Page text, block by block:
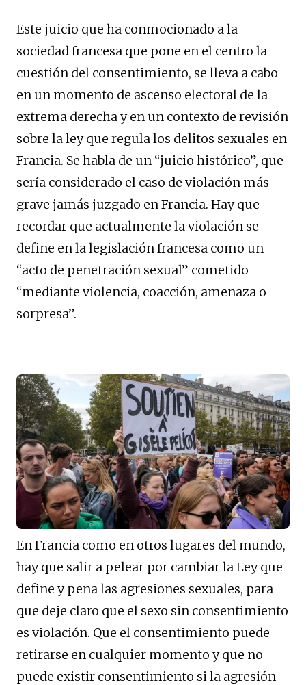
Este juicio que ha conmocionado a la
sociedad francesa que pone en el centro la
cuestión del consentimiento, se lleva a cabo
en un momento de ascenso electoral de la
extrema derecha y en un contexto de revisión
sobre la ley que regula los delitos sexuales en
Francia. Se habla de un “juicio histórico”, que
sería considerado el caso de violación más
grave jamás juzgado en Francia. Hay que
recordar que actualmente la violación se
define en la legislación francesa como un
“acto de penetración sexual” cometido
“mediante violencia, coacción, amenaza o
sorpresa”.
En Francia como en otros lugares del mundo,
hay que salir a pelear por cambiar la Ley que
define y pena las agresiones sexuales, para
que deje claro que el sexo sin consentimiento
es violación. Que el consentimiento puede
retirarse en cualquier momento y que no
puede existir consentimiento si la agresión